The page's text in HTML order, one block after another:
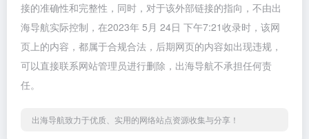
接的准确性和完整性，同时，对于该外部链接的指向，不由出
海导航实际控制，在2023年 5月 24日 下午7:21收录时，该网
页上的内容，都属于合规合法，后期网页的内容如出现违规，
可以直接联系网站管理员进行删除，出海导航不承担任何责
任。
出海导航致力于优质、实用的网络站点资源收集与分享！